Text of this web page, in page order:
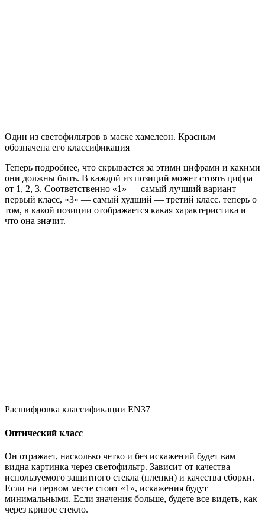
Один из светофильтров в маске хамелеон. Красным
обозначена его классификация
Теперь подробнее, что скрывается за этими цифрами и какими
они должны быть. В каждой из позиций может стоять цифра
от 1, 2, 3. Соответственно «1» — самый лучший вариант —
первый класс, «3» — самый худший — третий класс. теперь о
том, в какой позиции отображается какая характеристика и
что она значит.
Расшифровка классификации EN37
Оптический класс
Он отражает, насколько четко и без искажений будет вам
видна картинка через светофильтр. Зависит от качества
используемого защитного стекла (пленки) и качества сборки.
Если на первом месте стоит «1», искажения будут
минимальными. Если значения больше, будете все видеть, как
через кривое стекло.